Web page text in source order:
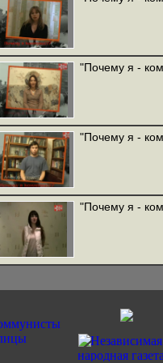
"Почему я -
"Почему я -
"Почему я -